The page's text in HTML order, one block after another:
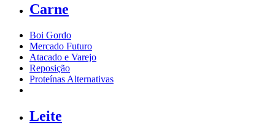
Carne
Boi Gordo
Mercado Futuro
Atacado e Varejo
Reposição
Proteínas Alternativas
Leite